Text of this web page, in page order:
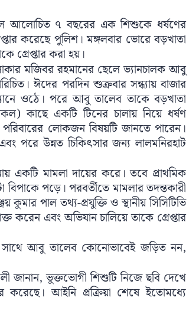
আলোচিত ৭ বছরের এক শিশুকে ধর্ষণের
করেছে পুলিশ। মঙ্গলবার ভোরে বড়খাতা
গ্রেপ্তার করা হয়।
মজিবর রহমানের ছেলে ভ্যানচালক আবু
ঈদের পরদিন শুক্রবার সন্ধ্যায় বাজার
ওঠে। পরে আবু তালেব তাকে বড়খাতা
কাছে একটি টিনের চালায় নিয়ে ধর্ষণ
লোকজন বিষয়টি জানতে পারেন।
এবং পরে উন্নত চিকিৎসার জন্য লালমনিরহাট
একটি মামলা দায়ের করে। তবে প্রাথমিক
পড়ে। পরবর্তীতে মামলার তদন্তকারী
কুমার পাল তথ্য-প্রযুক্তি ও স্থানীয় সিসিটিভি
এবং অভিযান চালিয়ে তাকে গ্রেপ্তার
সাথে আবু তালেব কোনোভাবেই জড়িত নন,
জানান, ভুক্তভোগী শিশুটি নিজে ছবি দেখে
আইনি প্রক্রিয়া শেষে ইতোমধ্যে